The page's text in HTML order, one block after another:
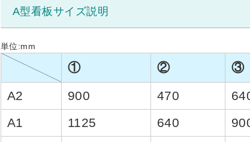
A型看板サイズ説明
単位:mm
① ② ③
A2 900 470
A1
1125 640